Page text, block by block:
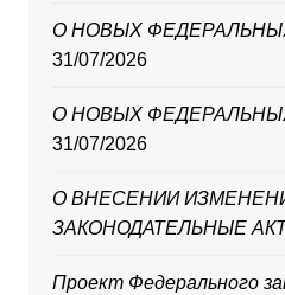
О НОВЫХ
31/07/2026
О НОВЫХ
31/07/2026
О ВНЕСЕНИИ
ЗАКОНОДАТЕЛЬНЫЕ
Проект Федерального